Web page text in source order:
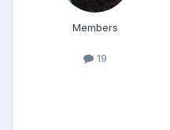
Members
19